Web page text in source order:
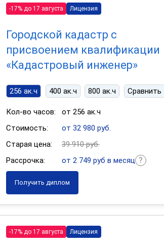
-17% до 17 августа Лицензия
Городской кадастр с
присвоением квалификации
«Кадастровый инженер»
256 ак.ч 400 ак.ч 800 ак.ч Сравнить
Кол-во часов:
от 256 ак.ч
Стоимость:
от 32 980 руб.
Старая цена:
39 910 руб.
Рассрочка:
от 2 749 руб в месяц
Получить диплом
-17% до 17 августа Лицензия